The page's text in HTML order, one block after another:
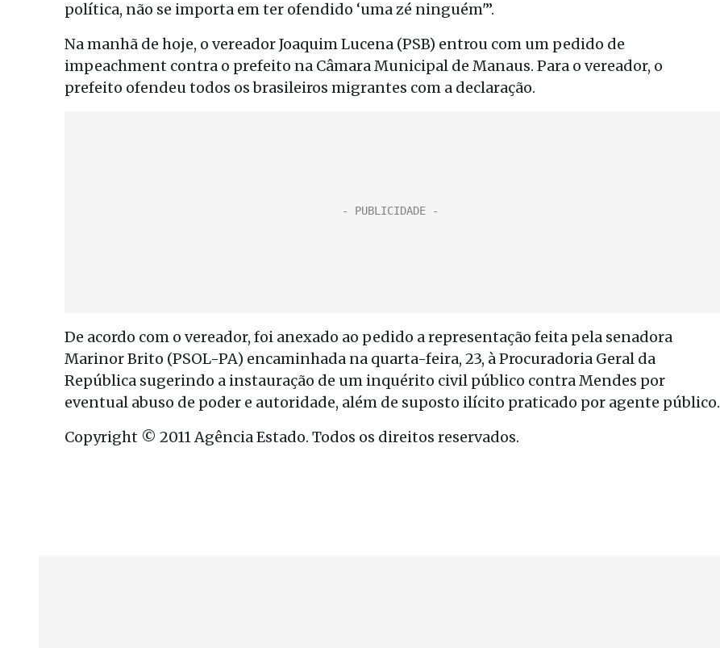
política, não se importa em ter ofendido ‘uma zé ninguém'”.
Na manhã de hoje, o vereador Joaquim Lucena (PSB) entrou com um pedido de
impeachment contra o prefeito na Câmara Municipal de Manaus. Para o vereador, o
prefeito ofendeu todos os brasileiros migrantes com a declaração.
De acordo com o vereador, foi anexado ao pedido a representação feita pela senadora
Marinor Brito (PSOL-PA) encaminhada na quarta-feira, 23, à Procuradoria Geral da
República sugerindo a instauração de um inquérito civil público contra Mendes por
eventual abuso de poder e autoridade, além de suposto ilícito praticado por agente público.
Copyright © 2011 Agência Estado. Todos os direitos reservados.